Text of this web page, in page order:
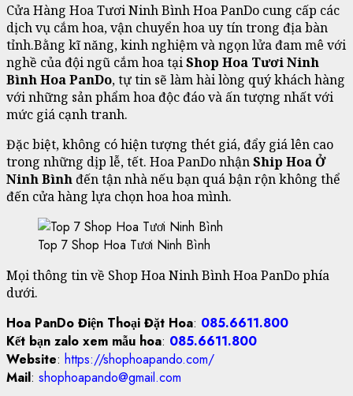
Cửa Hàng Hoa Tươi Ninh Bình Hoa PanDo cung cấp các
dịch vụ cắm hoa, vận chuyển hoa uy tín trong địa bàn
tỉnh.Bằng kĩ năng, kinh nghiệm và ngọn lửa đam mê với
nghề của đội ngũ cắm hoa tạiShop Hoa Tươi Ninh
Bình Hoa PanDo, tự tin sẽ làm hài lòng quý khách hàng
với những sản phẩm hoa độc đáo và ấn tượng nhất với
mức giá cạnh tranh.
Đặc biệt, không có hiện tượng thét giá, đẩy giá lên cao
trong những dịp lễ, tết. Hoa PanDo nhậnShip Hoa Ở
Ninh Bìnhđến tận nhà nếu bạn quá bận rộn không thể
đến cửa hàng lựa chọn hoa hoa mình.
Top 7 Shop Hoa Tươi Ninh Bình
Mọi thông tin về Shop Hoa Ninh Bình Hoa PanDo phía
dưới.
Hoa PanDo Điện Thoại Đặt Hoa: 085.6611.800
Kết bạn zalo xem mẫu hoa: 085.6611.800
Website: https://shophoapando.com/
Mail: shophoapando@gmail.com